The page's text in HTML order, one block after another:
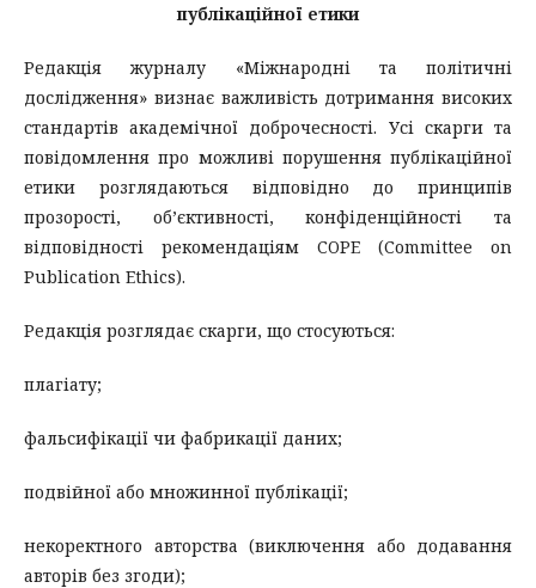
публікаційної етики
Редакція журналу «Міжнародні та політичні
дослідження» визнає важливість дотримання високих
стандартів академічної доброчесності. Усі скарги та
повідомлення про можливі порушення публікаційної
етики розглядаються відповідно до принципів
прозорості, об’єктивності, конфіденційності та
відповідності рекомендаціям COPE (Committee on
Publication Ethics).
Редакція розглядає скарги, що стосуються:
плагіату;
фальсифікації чи фабрикації даних;
подвійної або множинної публікації;
некоректного авторства (виключення або додавання
авторів без згоди);